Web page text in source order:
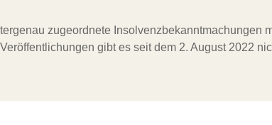
zugeordnete Insolvenzbekanntmachungen
gibt es seit dem 2. August 2022